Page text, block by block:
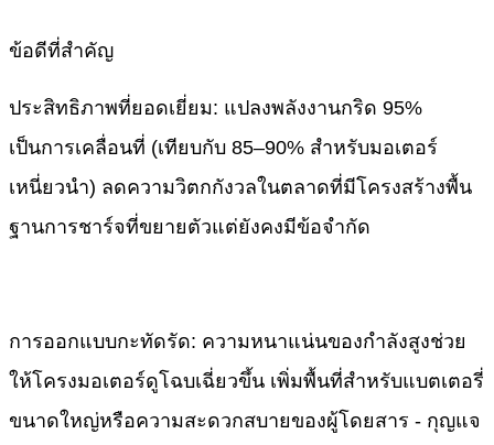
ข้อดีที่สำคัญ
​ประสิทธิภาพที่ยอดเยี่ยม: แปลงพลังงานกริด 95%
เป็นการเคลื่อนที่ (เทียบกับ 85–90% สำหรับมอเตอร์
เหนี่ยวนำ) ลดความวิตกกังวลในตลาดที่มีโครงสร้างพื้น
ฐานการชาร์จที่ขยายตัวแต่ยังคงมีข้อจำกัด
การออกแบบกะทัดรัด: ความหนาแน่นของกำลังสูงช่วย
ให้โครงมอเตอร์ดูโฉบเฉี่ยวขึ้น เพิ่มพื้นที่สำหรับแบตเตอรี่
ขนาดใหญ่หรือความสะดวกสบายของผู้โดยสาร - กุญแจ